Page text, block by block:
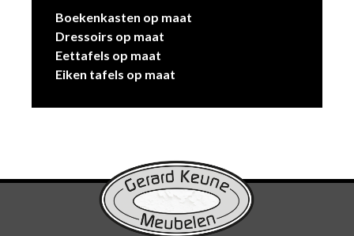
Boekenkasten op maat
Dressoirs op maat
Eettafels op maat
Eiken tafels op maat